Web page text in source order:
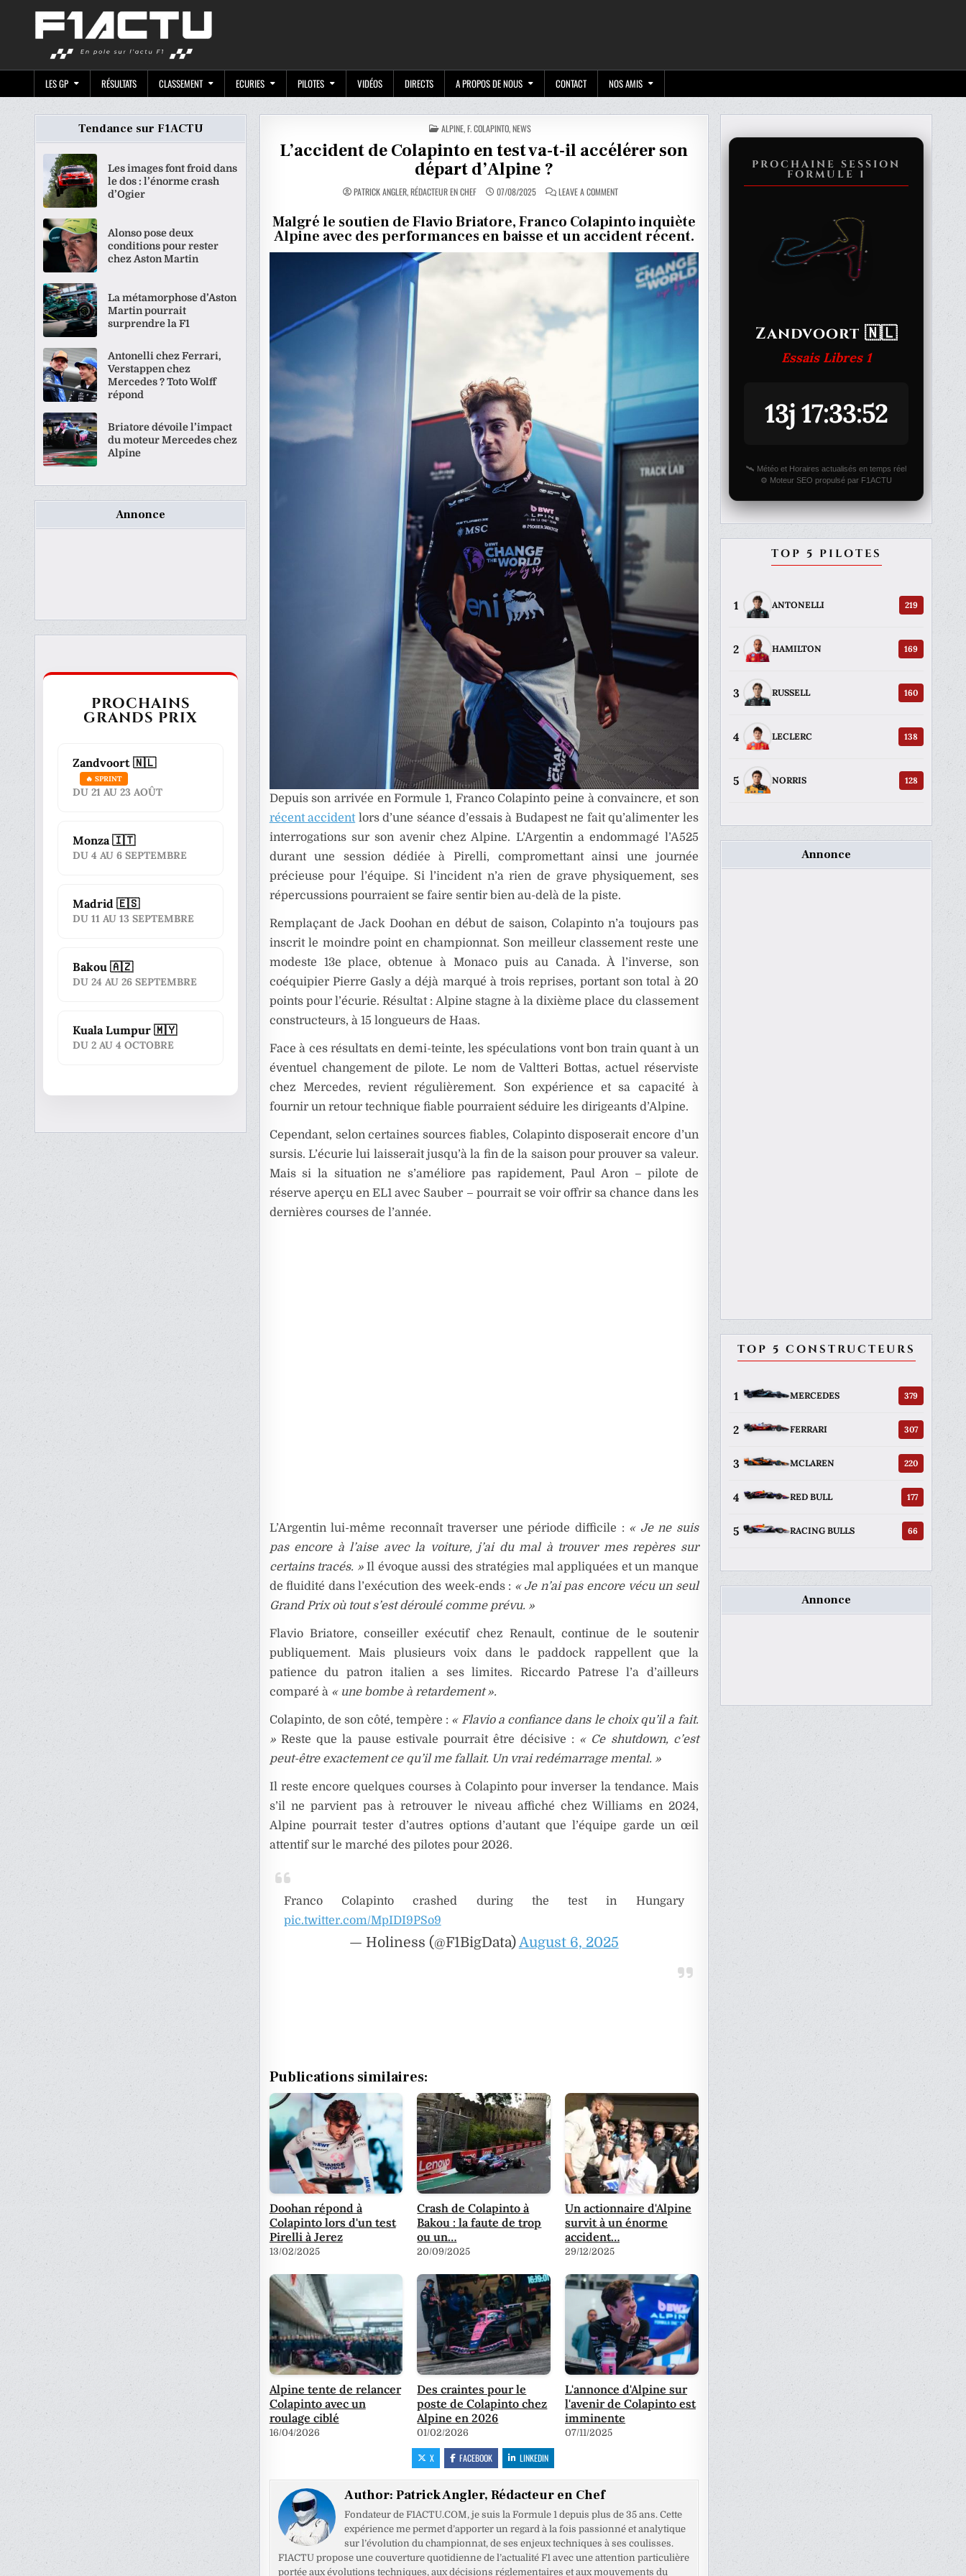
LES GP RÉSULTATS CLASSEMENT ECURIES PILOTES VIDÉOS DIRECTS A PROPOS DE NOUS CONTACT NOS AMIS
POSTED
IN
ALPINE,F. COLAPINTO,NEWS
L’accident de Colapinto en test va-t-il accélérer son
départ d’Alpine ?
PATRICK ANGLER, RÉDACTEUR EN CHEF 07/08/2025 LEAVE A COMMENTON
L’ACCIDENT
COLAPINTO
EN
TEST
VA-
T-
ACCÉLÉRER
DÉPART
Malgré le soutien de Flavio Briatore, Franco Colapinto inquiète
Alpine avec des performances en baisse et un accident récent.
Depuis son arrivée en Formule 1, Franco Colapinto peine à convaincre, et son
récent accidentlors d’une séance d’essais à Budapest ne fait qu’alimenter les
interrogations sur son avenir chez Alpine. L’Argentin a endommagé l’A525
durant une session dédiée à Pirelli, compromettant ainsi une journée
précieuse pour l’équipe. Si l’incident n’a rien de grave physiquement, ses
répercussions pourraient se faire sentir bien au-delà de la piste.
Remplaçant de Jack Doohan en début de saison, Colapinto n’a toujours pas
inscrit le moindre point en championnat. Son meilleur classement reste une
modeste 13e place, obtenue à Monaco puis au Canada. À l’inverse, son
coéquipier Pierre Gasly a déjà marqué à trois reprises, portant son total à 20
points pour l’écurie. Résultat : Alpine stagne à la dixième place du classement
constructeurs, à 15 longueurs de Haas.
Face à ces résultats en demi-teinte, les spéculations vont bon train quant à un
éventuel changement de pilote. Le nom de Valtteri Bottas, actuel réserviste
chez Mercedes, revient régulièrement. Son expérience et sa capacité à
fournir un retour technique fiable pourraient séduire les dirigeants d’Alpine.
Cependant, selon certaines sources fiables, Colapinto disposerait encore d’un
sursis. L’écurie lui laisserait jusqu’à la fin de la saison pour prouver sa valeur.
Mais si la situation ne s’améliore pas rapidement, Paul Aron – pilote de
réserve aperçu en EL1 avec Sauber – pourrait se voir offrir sa chance dans les
dernières courses de l’année.
L’Argentin lui-même reconnaît traverser une période difficile : « Je ne suis
pas encore à l’aise avec la voiture, j’ai du mal à trouver mes repères sur
certains tracés. »Il évoque aussi des stratégies mal appliquées et un manque
de fluidité dans l’exécution des week-ends : « Je n’ai pas encore vécu un seul
Grand Prix où tout s’est déroulé comme prévu. »
Flavio Briatore, conseiller exécutif chez Renault, continue de le soutenir
publiquement. Mais plusieurs voix dans le paddock rappellent que la
patience du patron italien a ses limites. Riccardo Patrese l’a d’ailleurs
comparé à « une bombe à retardement ».
Colapinto, de son côté, tempère : « Flavio a confiance dans le choix qu’il a fait.
»Reste que la pause estivale pourrait être décisive : « Ce shutdown, c’est
peut-être exactement ce qu’il me fallait. Un vrai redémarrage mental. »
Il reste encore quelques courses à Colapinto pour inverser la tendance. Mais
s’il ne parvient pas à retrouver le niveau affiché chez Williams en 2024,
Alpine pourrait tester d’autres options d’autant que l’équipe garde un œil
attentif sur le marché des pilotes pour 2026.
Franco Colapinto crashed during the test in Hungary
pic.twitter.com/MpIDI9PSo9
— Holiness (@F1BigData)August 6, 2025
Publications similaires:
Doohan répond à
Colapinto lors d'un test
Pirelli à Jerez
13/02/2025
Crash de Colapinto à
Bakou : la faute de trop
ou un…
20/09/2025
Un actionnaire d'Alpine
survit à un énorme
accident…
29/12/2025
Alpine tente de relancer
Colapinto avec un
roulage ciblé
16/04/2026
Des craintes pour le
poste de Colapinto chez
Alpine en 2026
01/02/2026
L'annonce d'Alpine sur
l'avenir de Colapinto est
imminente
07/11/2025
X FACEBOOK LINKEDIN
Author: Patrick Angler, Rédacteur en Chef
Fondateur de F1ACTU.COM, je suis la Formule 1 depuis plus de 35 ans. Cette
expérience me permet d’apporter un regard à la fois passionné et analytique
sur l’évolution du championnat, de ses enjeux techniques à ses coulisses.
F1ACTU propose une couverture quotidienne de l’actualité F1 avec une attention particulière
portée aux évolutions techniques, aux décisions réglementaires et aux mouvements du
Tendance sur F1ACTU
Les images font froid dans
le dos : l’énorme crash
d’Ogier
Alonso pose deux
conditions pour rester
chez Aston Martin
La métamorphose d’Aston
Martin pourrait
surprendre la F1
Antonelli chez Ferrari,
Verstappen chez
Mercedes ? Toto Wolff
répond
Briatore dévoile l’impact
du moteur Mercedes chez
Alpine
Annonce
PROCHAINS
GRANDS PRIX
Zandvoort 🇳🇱
🔥 SPRINT
DU 21 AU 23 AOÛT
Monza 🇮🇹
DU 4 AU 6 SEPTEMBRE
Madrid 🇪🇸
DU 11 AU 13 SEPTEMBRE
Bakou 🇦🇿
DU 24 AU 26 SEPTEMBRE
Kuala Lumpur 🇲🇾
DU 2 AU 4 OCTOBRE
PROCHAINE SESSION
FORMULE 1
Zandvoort 🇳🇱
Essais Libres 1
13j 17:33:52
🛰️ Météo et Horaires actualisés en temps réel
⚙️ Moteur SEO propulsé par F1ACTU
TOP 5 PILOTES
1 ANTONELLI 219
2 HAMILTON 169
3 RUSSELL 160
4 LECLERC 138
5 NORRIS 128
Annonce
TOP 5 CONSTRUCTEURS
1 MERCEDES 379
2 FERRARI 307
3 MCLAREN 220
4 RED BULL 177
5 RACING BULLS 66
Annonce